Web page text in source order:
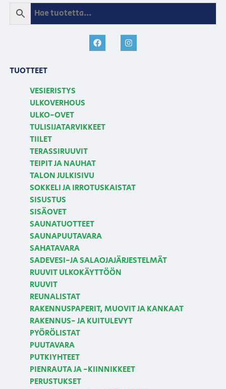
TUOTTEET
VESIERISTYS
ULKOVERHOUS
ULKO-OVET
TULISIJATARVIKKEET
TIILET
TERASSIRUUVIT
TEIPIT JA NAUHAT
TALON JULKISIVU
SOKKELI JA IRROTUSKAISTAT
SISUSTUS
SISÄOVET
SAUNATUOTTEET
SAUNAPUUTAVARA
SAHATAVARA
SADEVESI-JA SALAOJAJÄRJESTELMÄT
RUUVIT ULKOKÄYTTÖÖN
RUUVIT
REUNALISTAT
RAKENNUSPAPERIT, MUOVIT JA KANKAAT
RAKENNUS- JA KUITULEVYT
PYÖRÖLISTAT
PUUTAVARA
PUTKIYHTEET
PIENRAUTA JA -KIINNIKKEET
PERUSTUKSET